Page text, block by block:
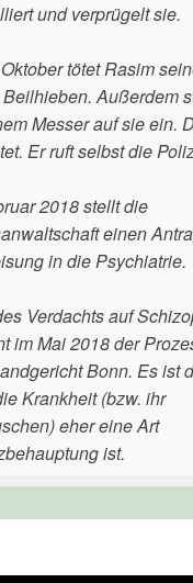
und verprügelt sie.
tötet Rasim
Außerdem
Messer auf sie ein.
Er ruft selbst die
2018 stellt die
einen
in die Psychiatrie.
Verdachts auf
im Mai 2018 der
Bonn. Es ist
Krankheit (bzw. ihr
eher eine Art
ist.